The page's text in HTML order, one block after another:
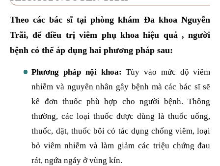
Theo các bác sĩ tại phòng khám Đa khoa Nguyễn
Trãi, để điều trị viêm phụ khoa hiệu quả , người
bệnh có thể áp dụng hai phương pháp sau:
Phương pháp nội khoa: Tùy vào mức độ viêm
nhiễm và nguyên nhân gây bệnh mà các bác sĩ sẽ
kê đơn thuốc phù hợp cho người bệnh. Thông
thường, các loại thuốc được dùng là thuốc uống,
thuốc, đặt, thuốc bôi có tác dụng chống viêm, loại
bỏ viêm nhiễm và làm giảm các triệu chứng đau
rát, ngứa ngáy ở vùng kín.